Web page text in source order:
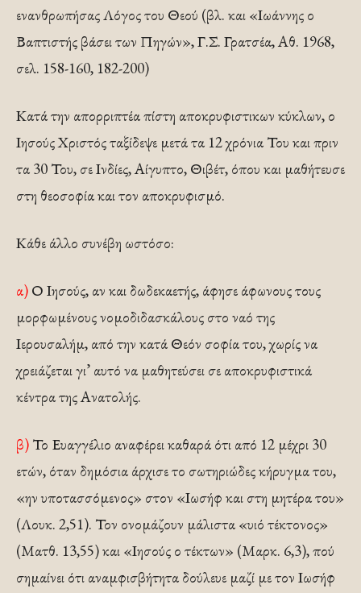
ενανθρωπήσας Λόγος του Θεού (βλ. και «Ιωάννης ο
Βαπτιστής βάσει των Πηγών», Γ.Σ. Γρατσέα, Αθ. 1968,
σελ. 158-160, 182-200)
Κατά την απορριπτέα πίστη αποκρυφιστικων κύκλων, ο
Ιησούς Χριστός ταξίδεψε μετά τα 12 χρόνια Του και πριν
τα 30 Του, σε Ινδίες, Αίγυπτο, Θιβέτ, όπου και μαθήτευσε
στη θεοσοφία και τον αποκρυφισμό.
Κάθε άλλο συνέβη ωστόσο:
α) Ο Ιησούς, αν και δωδεκαετής, άφησε άφωνους τους
μορφωμένους νομοδιδασκάλους στο ναό της
Ιερουσαλήμ, από την κατά Θεόν σοφία του, χωρίς να
χρειάζεται γι’ αυτό να μαθητεύσει σε αποκρυφιστικά
κέντρα της Ανατολής.
β) Το Ευαγγέλιο αναφέρει καθαρά ότι από 12 μέχρι 30
ετών, όταν δημόσια άρχισε το σωτηριώδες κήρυγμα του,
«ην υποτασσόμενος» στον «Ιωσήφ και στη μητέρα του»
(Λουκ. 2,51). Τον ονομάζουν μάλιστα «υιό τέκτονος»
(Ματθ. 13,55) και «Ιησούς ο τέκτων» (Μαρκ. 6,3), πού
σημαίνει ότι αναμφισβήτητα δούλευε μαζί με τον Ιωσήφ